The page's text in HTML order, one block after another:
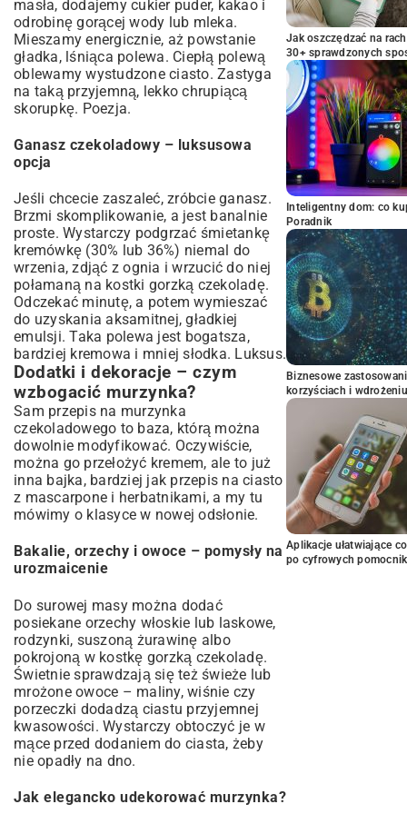
masła, dodajemy cukier puder, kakao i
odrobinę gorącej wody lub mleka.
Mieszamy energicznie, aż powstanie
gładka, lśniąca polewa. Ciepłą polewą
oblewamy wystudzone ciasto. Zastyga
na taką przyjemną, lekko chrupiącą
skorupkę. Poezja.
Ganasz czekoladowy – luksusowa
opcja
Jeśli chcecie zaszaleć, zróbcie ganasz.
Brzmi skomplikowanie, a jest banalnie
proste. Wystarczy podgrzać śmietankę
kremówkę (30% lub 36%) niemal do
wrzenia, zdjąć z ognia i wrzucić do niej
połamaną na kostki gorzką czekoladę.
Odczekać minutę, a potem wymieszać
do uzyskania aksamitnej, gładkiej
emulsji. Taka polewa jest bogatsza,
bardziej kremowa i mniej słodka. Luksus.
Dodatki i dekoracje – czym
wzbogacić murzynka?
Sam przepis na murzynka
czekoladowego to baza, którą można
dowolnie modyfikować. Oczywiście,
można go przełożyć kremem, ale to już
inna bajka, bardziej jak przepis na ciasto
z mascarpone i herbatnikami, a my tu
mówimy o klasyce w nowej odsłonie.
Bakalie, orzechy i owoce – pomysły na
urozmaicenie
Do surowej masy można dodać
posiekane orzechy włoskie lub laskowe,
rodzynki, suszoną żurawinę albo
pokrojoną w kostkę gorzką czekoladę.
Świetnie sprawdzają się też świeże lub
mrożone owoce – maliny, wiśnie czy
porzeczki dodadzą ciastu przyjemnej
kwasowości. Wystarczy obtoczyć je w
mące przed dodaniem do ciasta, żeby
nie opadły na dno.
Jak elegancko udekorować murzynka?
Jak oszczędzać na
30+ sprawdzonych
Inteligentny dom: co
Poradnik
Biznesowe
korzyściach i wdrożeniu
Aplikacje ułatwiające
po cyfrowych